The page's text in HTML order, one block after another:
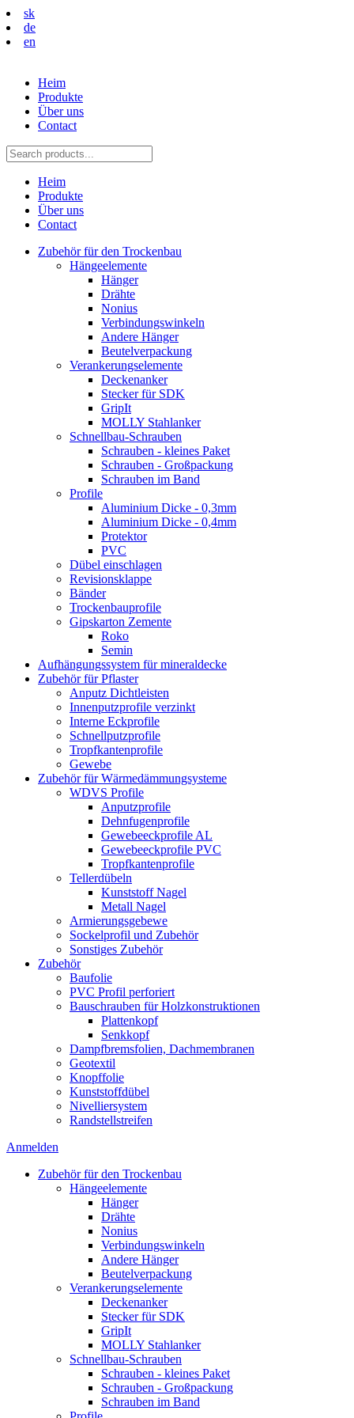
sk
de
en
Heim
Produkte
Über uns
Contact
Heim
Produkte
Über uns
Contact
Zubehör für den Trockenbau
Hängeelemente
Hänger
Drähte
Nonius
Verbindungswinkeln
Andere Hänger
Beutelverpackung
Verankerungselemente
Deckenanker
Stecker für SDK
GripIt
MOLLY Stahlanker
Schnellbau-Schrauben
Schrauben - kleines Paket
Schrauben - Großpackung
Schrauben im Band
Profile
Aluminium Dicke - 0,3mm
Aluminium Dicke - 0,4mm
Protektor
PVC
Dübel einschlagen
Revisionsklappe
Bänder
Trockenbauprofile
Gipskarton Zemente
Roko
Semin
Aufhängungssystem für mineraldecke
Zubehör für Pflaster
Anputz Dichtleisten
Innenputzprofile verzinkt
Interne Eckprofile
Schnellputzprofile
Tropfkantenprofile
Gewebe
Zubehör für Wärmedämmungsysteme
WDVS Profile
Anputzprofile
Dehnfugenprofile
Gewebeeckprofile AL
Gewebeeckprofile PVC
Tropfkantenprofile
Tellerdübeln
Kunststoff Nagel
Metall Nagel
Armierungsgebewe
Sockelprofil und Zubehör
Sonstiges Zubehör
Zubehör
Baufolie
PVC Profil perforiert
Bauschrauben für Holzkonstruktionen
Plattenkopf
Senkkopf
Dampfbremsfolien, Dachmembranen
Geotextil
Knopffolie
Kunststoffdübel
Nivelliersystem
Randstellstreifen
Anmelden
Zubehör für den Trockenbau
Hängeelemente
Hänger
Drähte
Nonius
Verbindungswinkeln
Andere Hänger
Beutelverpackung
Verankerungselemente
Deckenanker
Stecker für SDK
GripIt
MOLLY Stahlanker
Schnellbau-Schrauben
Schrauben - kleines Paket
Schrauben - Großpackung
Schrauben im Band